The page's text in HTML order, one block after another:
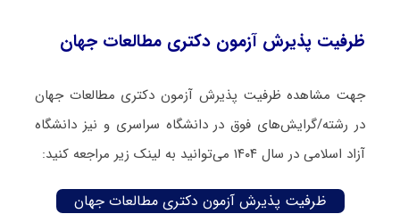
ظرفیت پذیرش آزمون دکتری مطالعات جهان
جهت مشاهده ظرفیت پذیرش آزمون دکتری مطالعات جهان
در رشته/گرایش‌های فوق در دانشگاه سراسری و نیز دانشگاه
آزاد اسلامی در سال ۱۴۰۴ می‌توانید به لینک زیر مراجعه کنید:
ظرفیت پذیرش آزمون دکتری مطالعات جهان